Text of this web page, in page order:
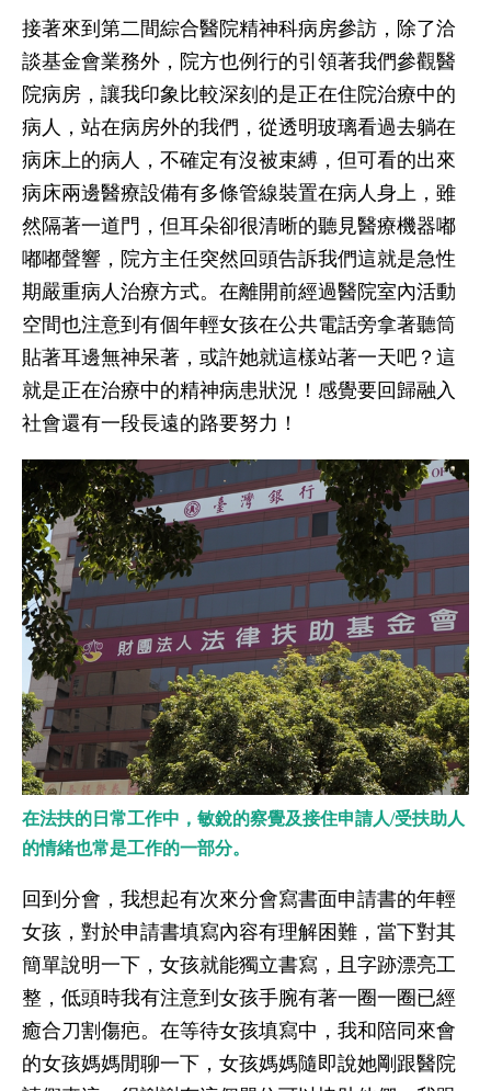
接著來到第二間綜合醫院精神科病房參訪，除了洽
談基金會業務外，院方也例行的引領著我們參觀醫
院病房，讓我印象比較深刻的是正在住院治療中的
病人，站在病房外的我們，從透明玻璃看過去躺在
病床上的病人，不確定有沒被束縛，但可看的出來
病床兩邊醫療設備有多條管線裝置在病人身上，雖
然隔著一道門，但耳朵卻很清晰的聽見醫療機器嘟
嘟嘟聲響，院方主任突然回頭告訴我們這就是急性
期嚴重病人治療方式。在離開前經過醫院室內活動
空間也注意到有個年輕女孩在公共電話旁拿著聽筒
貼著耳邊無神呆著，或許她就這樣站著一天吧？這
就是正在治療中的精神病患狀況！感覺要回歸融入
社會還有一段長遠的路要努力！
在法扶的日常工作中，敏銳的察覺及接住申請人/受扶助人
的情緒也常是工作的一部分。
回到分會，我想起有次來分會寫書面申請書的年輕
女孩，對於申請書填寫內容有理解困難，當下對其
簡單說明一下，女孩就能獨立書寫，且字跡漂亮工
整，低頭時我有注意到女孩手腕有著一圈一圈已經
癒合刀割傷疤。在等待女孩填寫中，我和陪同來會
的女孩媽媽閒聊一下，女孩媽媽隨即說她剛跟醫院